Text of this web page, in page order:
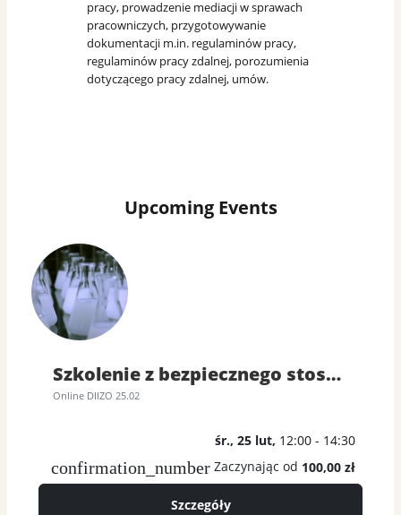
pracy, prowadzenie mediacji w sprawach
pracowniczych, przygotowywanie
dokumentacji m.in. regulaminów pracy,
regulaminów pracy zdalnej, porozumienia
dotyczącego pracy zdalnej, umów.
Upcoming Events
Szkolenie z bezpiecznego stosowania diizocyjanianów
Online DIIZO 25.02
śr., 25 lut, 12:00 - 14:30
confirmation_number Zaczynając od 100,00 zł
Szczegóły